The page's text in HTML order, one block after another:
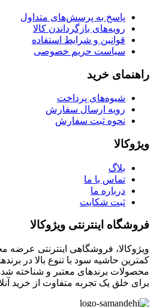
پاسخ به پرسش‌های متداول
رویه‌های بازگرداندن کالا
قوانین و شرایط استفاده
سیاست حریم خصوصی
راهنمای خرید
شیوه‌های پرداخت
رویه ارسال سفارش
نحوه ثبت سفارش
ویژوکالا
بلاگ
تماس با ما
درباره ما
ثبت شکایت
فروشگاه اینترنتی ویژوکالا
ویژوکالا، فروشگاهی اینترنتی عرضه
کمترین حاشیه سود با تنوع بالا در
محصولات برندهای معتبر و شناخته
برای خلق یک تجربه متفاوت از خرید